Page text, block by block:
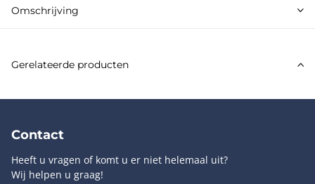
Omschrijving
Gerelateerde producten
Contact
Heeft u vragen of komt u er niet helemaal uit?
Wij helpen u graag!